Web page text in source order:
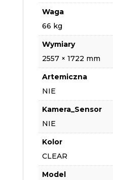
Waga
66 kg
Wymiary
2557 × 1722 mm
Artemiczna
NIE
Kamera_Sensor
NIE
Kolor
CLEAR
Model